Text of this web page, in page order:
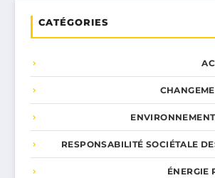
CATÉGORIES
RESPONSABILITÉ SOCIÉTALE
ÉNERGIE